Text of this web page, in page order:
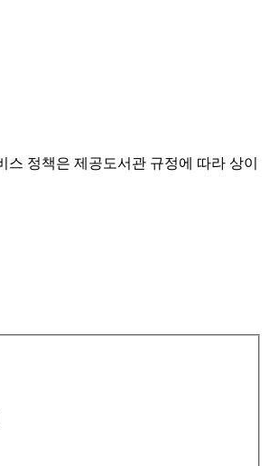
스 정책은 제공도서관 규정에 따라 상이